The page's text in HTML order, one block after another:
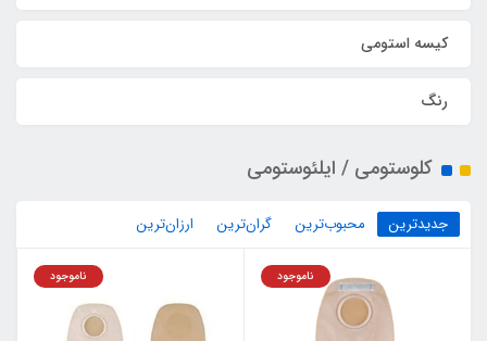
کیسه استومی
رنگ
کلوستومی / ایلئوستومی
جدیدترین محبوب‌ترین گران‌ترین ارزان‌ترین
ناموجود ناموجود